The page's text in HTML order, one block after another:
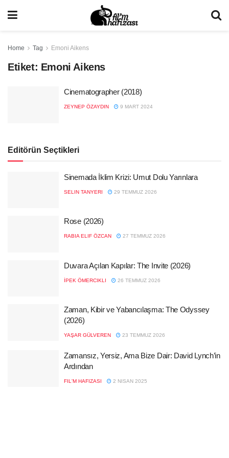
Home Tag Emoni Aikens
Etiket: Emoni Aikens
Cinematographer (2018)
ZEYNEP ÖZAYDIN 9 MART 2024
Editörün Seçtikleri
Sinemada İklim Krizi: Umut Dolu Yarınlara
SELIN TANYERI 29 TEMMUZ 2026
Rose (2026)
RABIA ELIF ÖZCAN 27 TEMMUZ 2026
Duvara Açılan Kapılar: The Invite (2026)
İPEK ÖMERCIKLI 26 TEMMUZ 2026
Zaman, Kibir ve Yabancılaşma: The Odyssey
(2026)
YAŞAR GÜLVEREN 23 TEMMUZ 2026
Zamansız, Yersiz, Ama Bize Dair: David Lynch’in
Ardından
FIL'M HAFIZASI 2 NISAN 2025